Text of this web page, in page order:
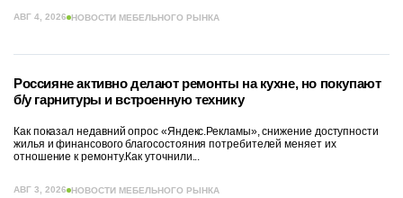
АВГ 4, 2026 НОВОСТИ МЕБЕЛЬНОГО РЫНКА
Россияне активно делают ремонты на кухне, но покупают
б/у гарнитуры и встроенную технику
Как показал недавний опрос «Яндекс.Рекламы», снижение доступности
жилья и финансового благосостояния потребителей меняет их
отношение к ремонту.Как уточнили...
АВГ 3, 2026 НОВОСТИ МЕБЕЛЬНОГО РЫНКА